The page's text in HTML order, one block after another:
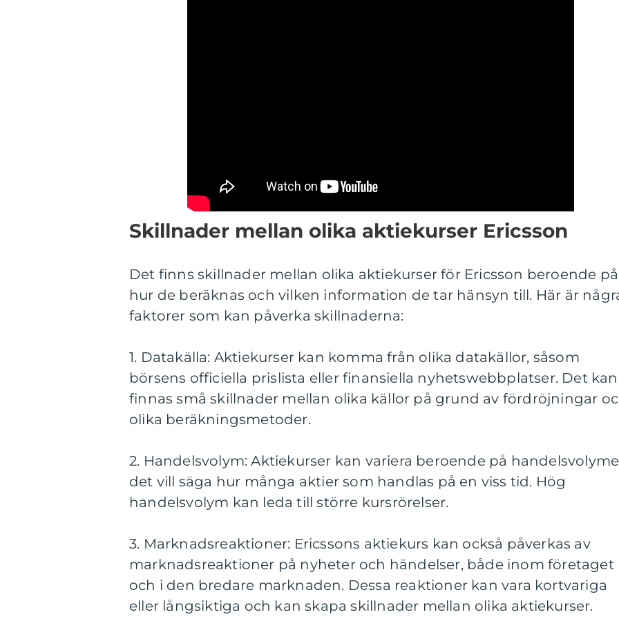
Skillnader mellan olika aktiekurser Ericsson
Det finns skillnader mellan olika aktiekurser för Ericsson beroende på
hur de beräknas och vilken information de tar hänsyn till. Här är
faktorer som kan påverka skillnaderna:
1. Datakälla: Aktiekurser kan komma från olika datakällor, såsom
börsens officiella prislista eller finansiella nyhetswebbplatser. Det kan
finnas små skillnader mellan olika källor på grund av fördröjningar
olika beräkningsmetoder.
2. Handelsvolym: Aktiekurser kan variera beroende på
det vill säga hur många aktier som handlas på en viss tid. Hög
handelsvolym kan leda till större kursrörelser.
3. Marknadsreaktioner: Ericssons aktiekurs kan också påverkas av
marknadsreaktioner på nyheter och händelser, både inom företaget
och i den bredare marknaden. Dessa reaktioner kan vara kortvariga
eller långsiktiga och kan skapa skillnader mellan olika aktiekurser.